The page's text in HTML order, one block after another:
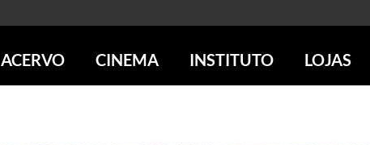
ACERVO CINEMA INSTITUTO LOJAS